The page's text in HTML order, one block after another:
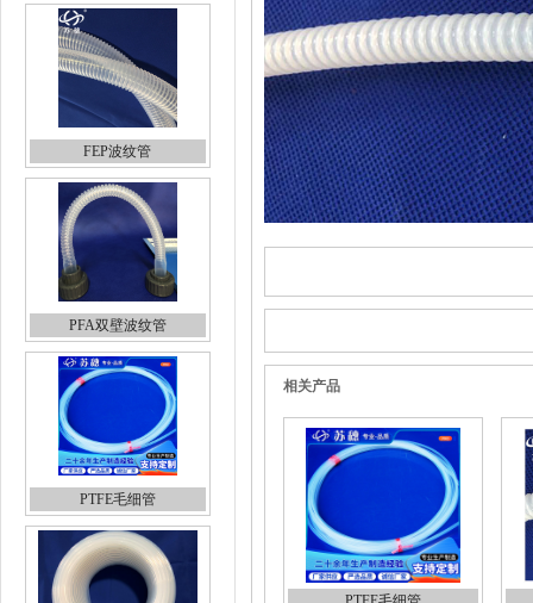
FEP波纹管
PFA双壁波纹管
PTFE毛细管
相关产品